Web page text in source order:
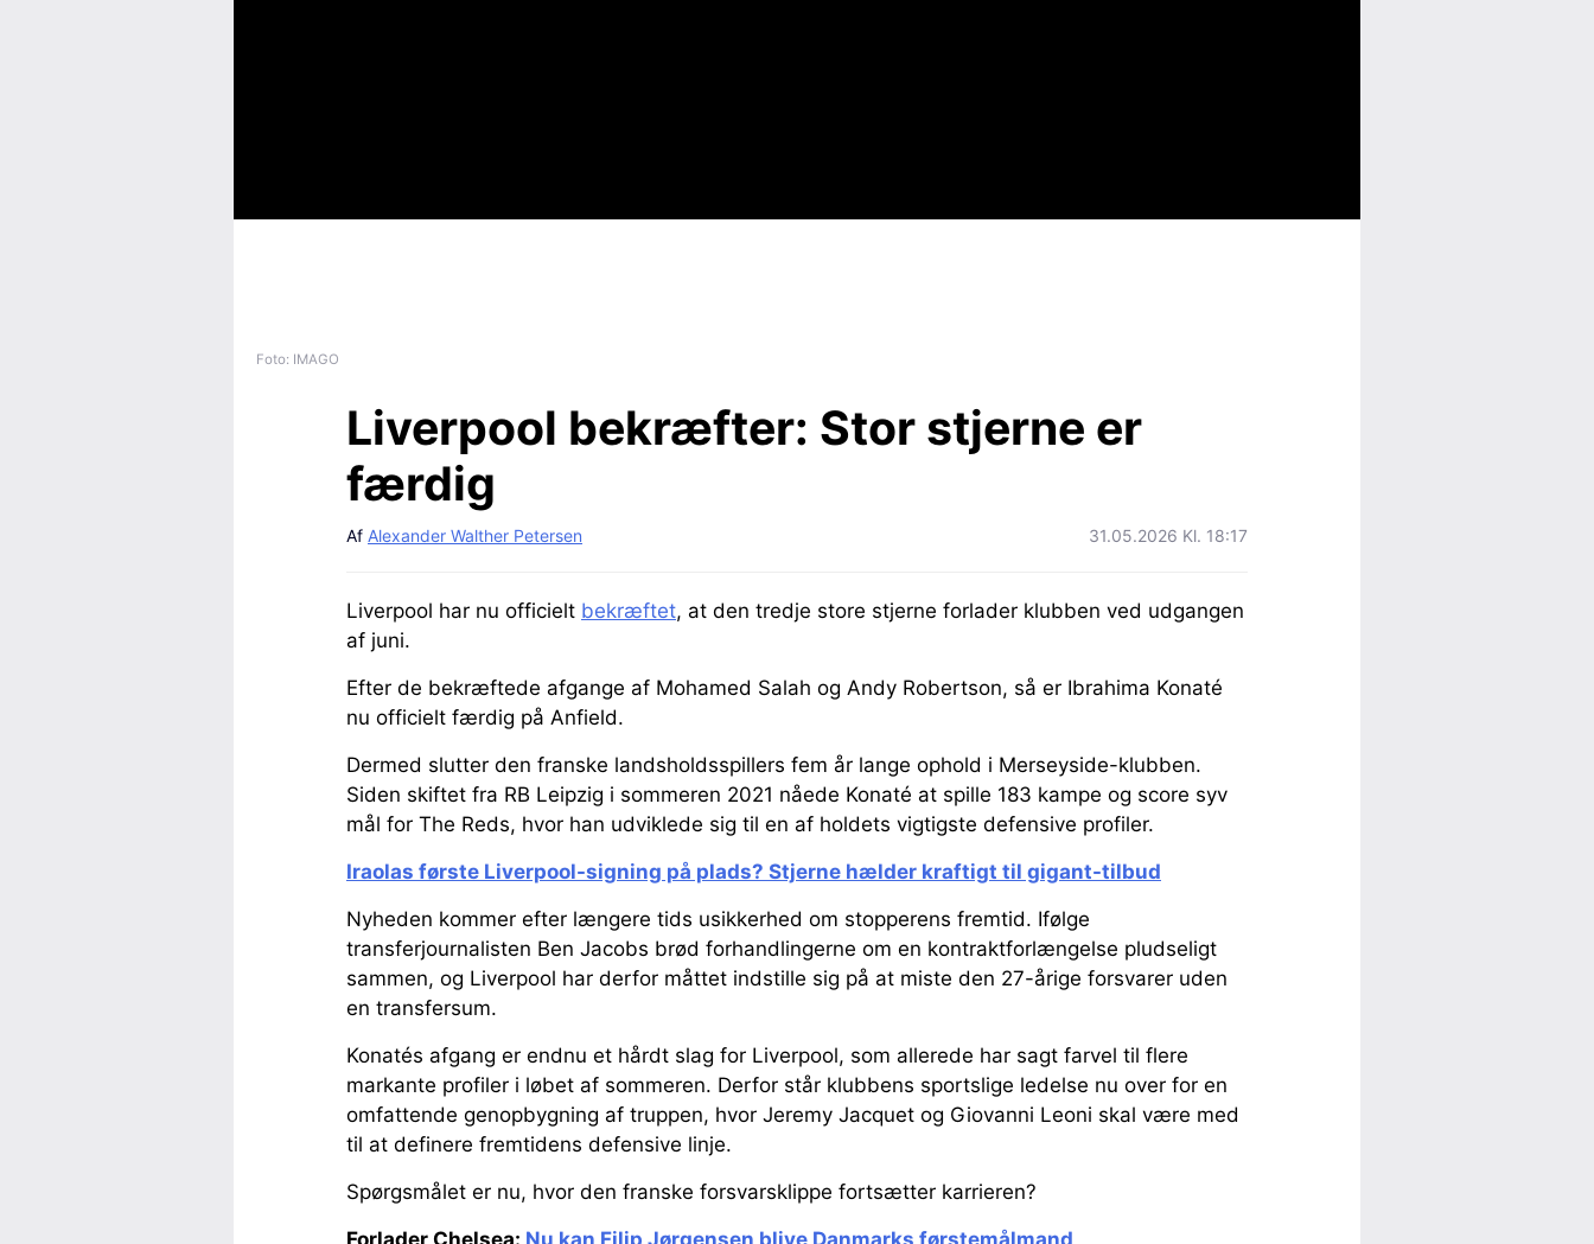
Foto: IMAGO
Liverpool bekræfter: Stor stjerne er
færdig
Af Alexander Walther Petersen 31.05.2026 Kl. 18:17
Liverpool har nu officielt bekræftet, at den tredje store stjerne forlader klubben ved udgangen
af juni.
Efter de bekræftede afgange af Mohamed Salah og Andy Robertson, så er Ibrahima Konaté
nu officielt færdig på Anfield.
Dermed slutter den franske landsholdsspillers fem år lange ophold i Merseyside-klubben.
Siden skiftet fra RB Leipzig i sommeren 2021 nåede Konaté at spille 183 kampe og score syv
mål for The Reds, hvor han udviklede sig til en af holdets vigtigste defensive profiler.
Iraolas første Liverpool-signing på plads? Stjerne hælder kraftigt til gigant-tilbud
Nyheden kommer efter længere tids usikkerhed om stopperens fremtid. Ifølge
transferjournalisten Ben Jacobs brød forhandlingerne om en kontraktforlængelse pludseligt
sammen, og Liverpool har derfor måttet indstille sig på at miste den 27-årige forsvarer uden
en transfersum.
Konatés afgang er endnu et hårdt slag for Liverpool, som allerede har sagt farvel til flere
markante profiler i løbet af sommeren. Derfor står klubbens sportslige ledelse nu over for en
omfattende genopbygning af truppen, hvor Jeremy Jacquet og Giovanni Leoni skal være med
til at definere fremtidens defensive linje.
Spørgsmålet er nu, hvor den franske forsvarsklippe fortsætter karrieren?